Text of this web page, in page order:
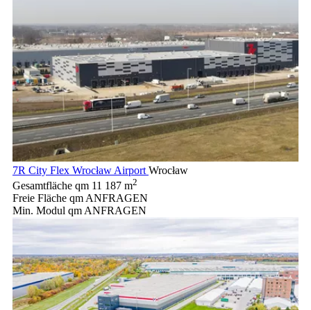
7R City Flex Wrocław Airport Wrocław
Gesamtfläche qm 11 187 m2
Freie Fläche qm ANFRAGEN
Min. Modul qm ANFRAGEN